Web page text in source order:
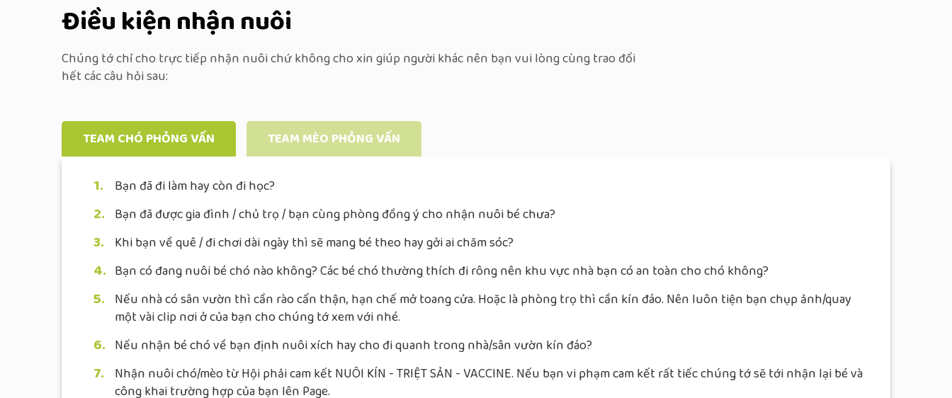
Điều kiện nhận nuôi
Chúng tớ chỉ cho trực tiếp nhận nuôi chứ không cho xin giúp người khác nên bạn vui lòng cùng trao đổi
hết các câu hỏi sau:
TEAM CHÓ PHỎNG VẤN TEAM MÈO PHỎNG VẤN
1. Bạn đã đi làm hay còn đi học?
2. Bạn đã được gia đình / chủ trọ / bạn cùng phòng đồng ý cho nhận nuôi bé chưa?
3. Khi bạn về quê / đi chơi dài ngày thì sẽ mang bé theo hay gởi ai chăm sóc?
4. Bạn có đang nuôi bé chó nào không? Các bé chó thường thích đi rông nên khu vực nhà bạn có an toàn cho chó không?
5. Nếu nhà có sân vườn thì cần rào cẩn thận, hạn chế mở toang cửa. Hoặc là phòng trọ thì cần kín đáo. Nên luôn tiện bạn chụp ảnh/quay
một vài clip nơi ở của bạn cho chúng tớ xem với nhé.
6. Nếu nhận bé chó về bạn định nuôi xích hay cho đi quanh trong nhà/sân vườn kín đáo?
7.
Nhận nuôi chó/mèo từ Hội phải cam kết NUÔI KÍN - TRIỆT SẢN - VACCINE. Nếu bạn vi phạm cam kết rất tiếc chúng tớ sẽ tới nhận lại bé và
công khai trường hợp của bạn lên Page.